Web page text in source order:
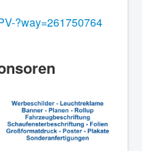
?way=261750764